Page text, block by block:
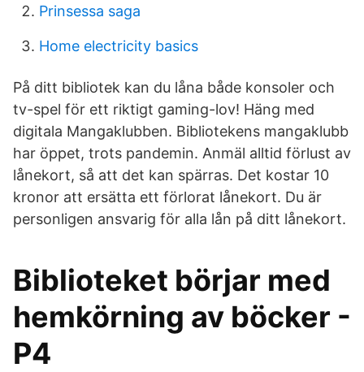
Prinsessa saga
Home electricity basics
På ditt bibliotek kan du låna både konsoler och
tv-spel för ett riktigt gaming-lov! Häng med
digitala Mangaklubben. Bibliotekens mangaklubb
har öppet, trots pandemin. Anmäl alltid förlust av
lånekort, så att det kan spärras. Det kostar 10
kronor att ersätta ett förlorat lånekort. Du är
personligen ansvarig för alla lån på ditt lånekort.
Biblioteket börjar med
hemkörning av böcker -
P4